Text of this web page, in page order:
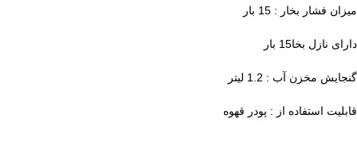
میزان فشار بخار : 15 بار
دارای نازل بخا15 بار
گنجایش مخزن آب : 1.2 لیتر
قابلیت استفاده از : پودر قهوه